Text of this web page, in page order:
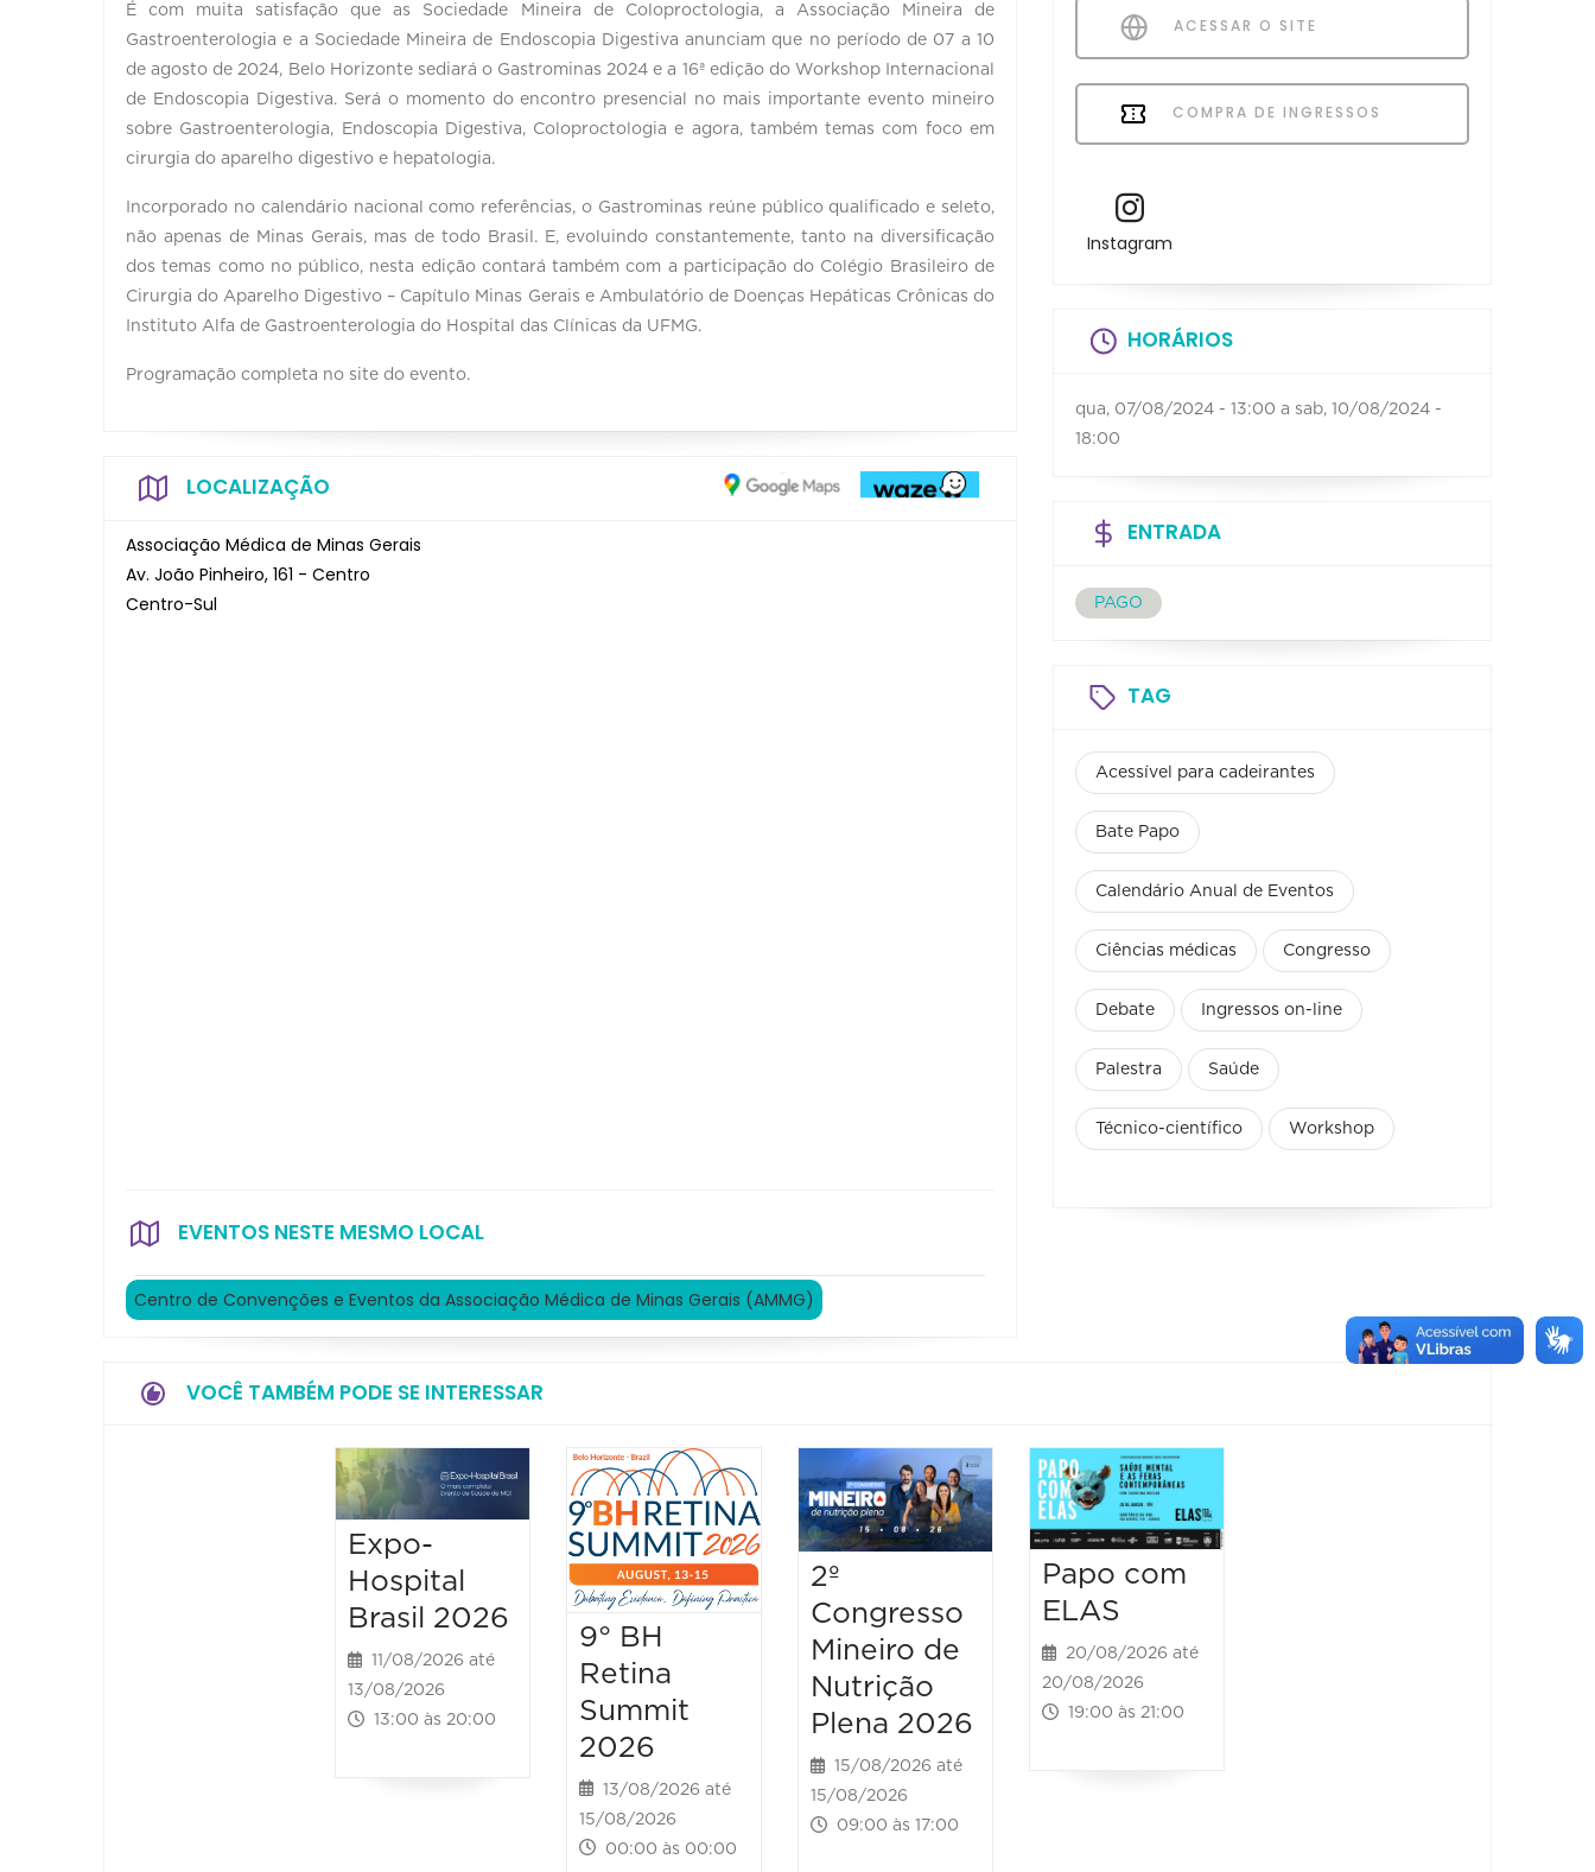
É com muita satisfação que as Sociedade Mineira de Coloproctologia, a Associação Mineira de
Gastroenterologia e a Sociedade Mineira de Endoscopia Digestiva anunciam que no período de 07 a 10
de agosto de 2024, Belo Horizonte sediará o Gastrominas 2024 e a 16ª edição do Workshop Internacional
de Endoscopia Digestiva. Será o momento do encontro presencial no mais importante evento mineiro
sobre Gastroenterologia, Endoscopia Digestiva, Coloproctologia e agora, também temas com foco em
cirurgia do aparelho digestivo e hepatologia.
Incorporado no calendário nacional como referências, o Gastrominas reúne público qualificado e seleto,
não apenas de Minas Gerais, mas de todo Brasil. E, evoluindo constantemente, tanto na diversificação
dos temas como no público, nesta edição contará também com a participação do Colégio Brasileiro de
Cirurgia do Aparelho Digestivo – Capítulo Minas Gerais e Ambulatório de Doenças Hepáticas Crônicas do
Instituto Alfa de Gastroenterologia do Hospital das Clínicas da UFMG.
Programação completa no site do evento.
LOCALIZAÇÃO
Associação Médica de Minas Gerais
Av. João Pinheiro, 161 - Centro
Centro-Sul
EVENTOS NESTE MESMO LOCAL
Centro de Convenções e Eventos da Associação Médica de Minas Gerais (AMMG)
ACESSAR O SITE
COMPRA DE INGRESSOS
Instagram
HORÁRIOS
qua, 07/08/2024 - 13:00 a sab, 10/08/2024 -
18:00
ENTRADA
PAGO
TAG
Acessível para cadeirantes
Bate Papo
Calendário Anual de Eventos
Ciências médicas Congresso
Debate Ingressos on-line
Palestra Saúde
Técnico-científico Workshop
VOCÊ TAMBÉM PODE SE INTERESSAR
Expo-
Hospital
Brasil 2026
11/08/2026 até
13/08/2026
13:00 às 20:00
9° BH
Retina
Summit
2026
13/08/2026 até
15/08/2026
00:00 às 00:00
2º
Congresso
Mineiro de
Nutrição
Plena 2026
15/08/2026 até
15/08/2026
09:00 às 17:00
Papo com
ELAS
20/08/2026 até
20/08/2026
19:00 às 21:00